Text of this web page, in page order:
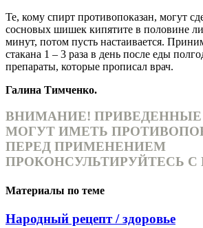
Те, кому спирт противопоказан, могут
сосновых шишек кипятите в половине
минут, потом пусть настаивается.
стакана 1 – 3 раза в день после еды
препараты, которые прописал врач.
Галина Тимченко.
ВНИМАНИЕ! ПРИВЕДЕННЫЕ
МОГУТ ИМЕТЬ
ПЕРЕД ПРИМЕНЕНИЕМ
ПРОКОНСУЛЬТИРУЙТЕСЬ С
Материалы по теме
Народный рецепт / здоровье